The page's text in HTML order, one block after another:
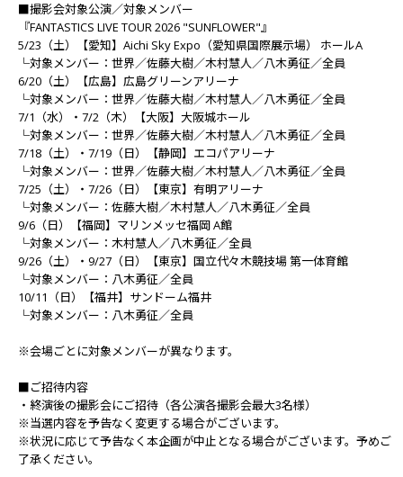
■撮影会対象公演／対象メンバー
『FANTASTICS LIVE TOUR 2026 "SUNFLOWER"』
5/23（土）【愛知】Aichi Sky Expo（愛知県国際展示場） ホールA
└対象メンバー：世界／佐藤大樹／木村慧人／八木勇征／全員
6/20（土）【広島】広島グリーンアリーナ
└対象メンバー：世界／佐藤大樹／木村慧人／八木勇征／全員
7/1（水）・7/2（木）【大阪】大阪城ホール
└対象メンバー：世界／佐藤大樹／木村慧人／八木勇征／全員
7/18（土）・7/19（日）【静岡】エコパアリーナ
└対象メンバー：世界／佐藤大樹／木村慧人／八木勇征／全員
7/25（土）・7/26（日）【東京】有明アリーナ
└対象メンバー：佐藤大樹／木村慧人／八木勇征／全員
9/6（日）【福岡】マリンメッセ福岡 A館
└対象メンバー：木村慧人／八木勇征／全員
9/26（土）・9/27（日）【東京】国立代々木競技場 第一体育館
└対象メンバー：八木勇征／全員
10/11（日）【福井】サンドーム福井
└対象メンバー：八木勇征／全員
※会場ごとに対象メンバーが異なります。
■ご招待内容
・終演後の撮影会にご招待（各公演各撮影会最大3名様）
※当選内容を予告なく変更する場合がございます。
※状況に応じて予告なく本企画が中止となる場合がございます。予めご
了承ください。